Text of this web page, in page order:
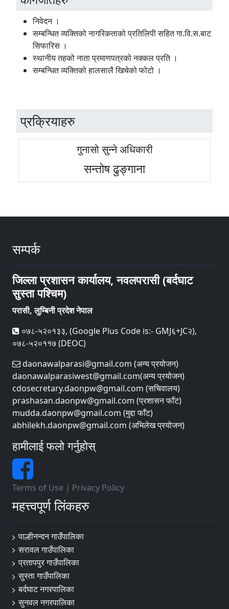
निवेदन ।
सम्बन्धित व्यक्तिको नागरिकताको प्रतिलिपी सहित गा.वि.स.बाट
सिफारिस ।
स्थानीय तहको नाता प्रमाणपत्रको नक्कल प्रति ।
सम्बन्धित व्यक्तिको हालसालै खिचेको फोटो ।
प्रक्रियाहरु
गुनासो सुन्ने अधिकारी
सन्तोष ढुङ्गाना
सम्पर्क
जिल्ला प्रशासन कार्यालय, नवलपरासी (बर्दघाट
सुस्ता पश्चिम)
परासी, लुम्बिनी प्रदेश नेपाल
०७८-५२०१३३, (Google Plus Code is:- GMJ६+JC२),
०७८-५२०११७ (DEOC)
daonawalparasi@gmail.com (अन्य प्रयोजन)
daonawalparasiwest@gmail.com(अन्य प्रयोजन)
cdosecretary.daonpw@gmail.com (सचिवालय)
prashasan.daonpw@gmail.com (प्रशासन फाँट)
mudda.daonpw@gmail.com (मुद्दा फाँट)
abhilekh.daonpw@gmail.com (अभिलेख प्रयोजन)
हामीलाई फलो गर्नुहोस्
Terms of Use | Privacy Policy
महत्त्वपूर्ण लिंकहरु
पाल्हीनन्दन गाउँपालिका
सरावल गाउँपालिका
प्रतापपुर गाउँपालिका
सुस्ता गाउँपालिका
बर्दघाट नगरपालिका
सुनवल नगरपालिका